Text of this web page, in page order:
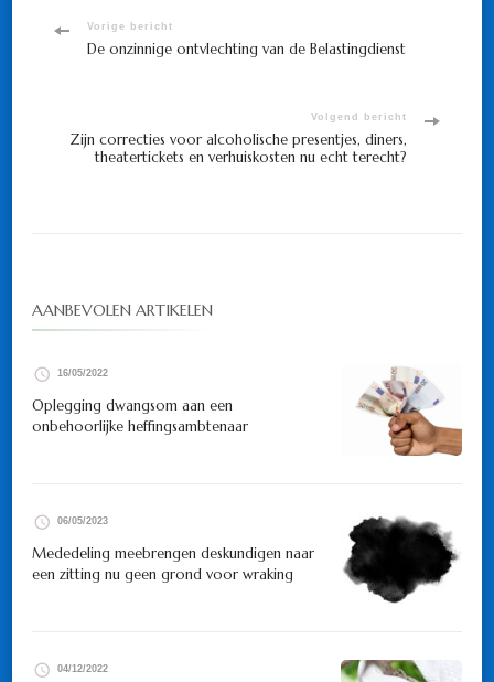
Bericht
Vorige bericht
De onzinnige ontvlechting van de Belastingdienst
Volgend bericht
Zijn correcties voor alcoholische presentjes, diners,
theatertickets en verhuiskosten nu echt terecht?
AANBEVOLEN ARTIKELEN
16/05/2022
Oplegging dwangsom aan een
onbehoorlijke heffingsambtenaar
06/05/2023
Mededeling meebrengen deskundigen naar
een zitting nu geen grond voor wraking
04/12/2022